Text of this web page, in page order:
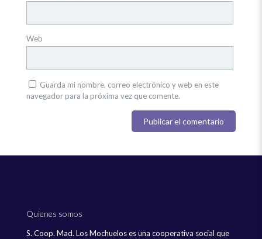
Web
Guarda mi nombre, correo electrónico y web en este
navegador para la próxima vez que comente.
Quienes somos
S. Coop. Mad. Los Mochuelos es una cooperativa social que